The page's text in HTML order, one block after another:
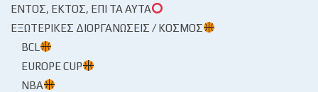
ΕΝΤΌΣ, ΕΚΤΌΣ, ΕΠΊ ΤΑ ΑΥΤΆ
ΕΞΩΤΕΡΙΚΈΣ ΔΙΟΡΓΑΝΏΣΕΙΣ / ΚΌΣΜΟΣ
BCL
EUROPE CUP
NBA